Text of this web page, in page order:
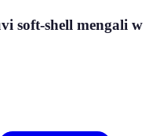
soft-shell mengali w